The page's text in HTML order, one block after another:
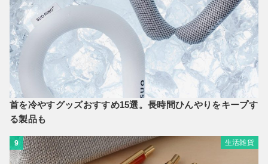
首を冷やすグッズおすすめ15選。長時間ひんやりをキープす
る製品も
9 生活雑貨